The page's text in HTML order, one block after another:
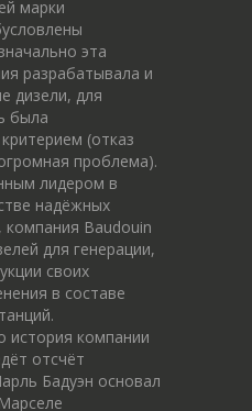
марки
эта
разрабатывала и
дизели, для
была
(отказ
проблема).
лидером в
надёжных
компания Baudouin
для генерации,
своих
в составе
история компании
отсчёт
Бадуэн основал